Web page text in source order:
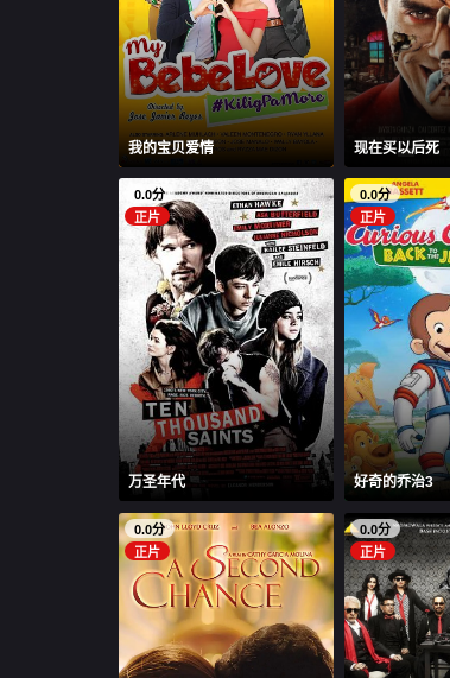
我的宝贝爱情 现在买以后死
0.0分
正片
万圣年代
0.0分
正片
好奇的乔治3
0.0分
正片
0.0分
正片